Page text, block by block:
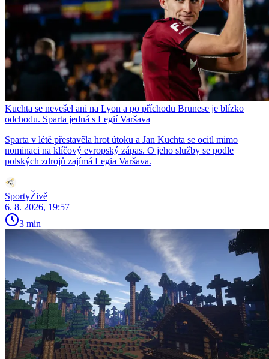
Kuchta se nevešel ani na Lyon a po příchodu Brunese je blízko
odchodu. Sparta jedná s Legií Varšava
Sparta v létě přestavěla hrot útoku a Jan Kuchta se ocitl mimo
nominaci na klíčový evropský zápas. O jeho služby se podle
polských zdrojů zajímá Legia Varšava.
SportyŽivě
6. 8. 2026, 19:57
3 min